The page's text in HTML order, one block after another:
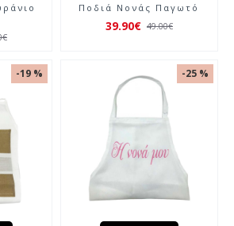
Ποδιά Νονάς Παγωτό
39.90€ 49.00€
-19 % -25 %